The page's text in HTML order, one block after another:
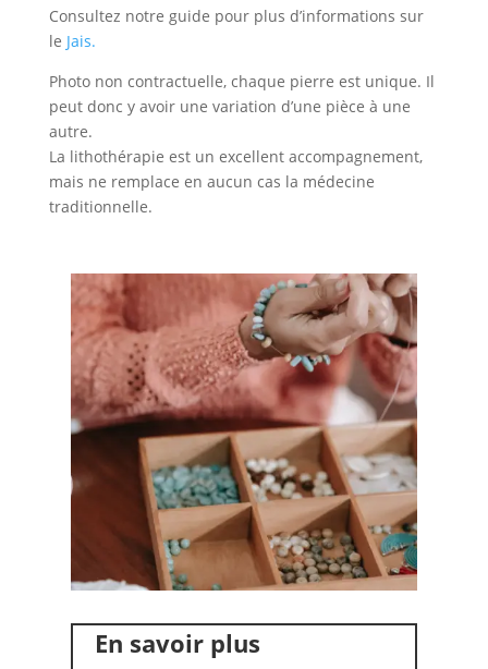
Consultez notre guide pour plus d’informations sur
le Jais.
Photo non contractuelle, chaque pierre est unique. Il
peut donc y avoir une variation d’une pièce à une
autre.
La lithothérapie est un excellent accompagnement,
mais ne remplace en aucun cas la médecine
traditionnelle.
En savoir plus